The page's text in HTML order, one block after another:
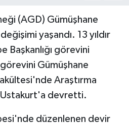
(AGD) Gümüşhane
yaşandı. 13 yıldır
Başkanlığı görevini
Gümüşhane
Araştırma
Ustakurt'a devretti.
düzenlenen devir